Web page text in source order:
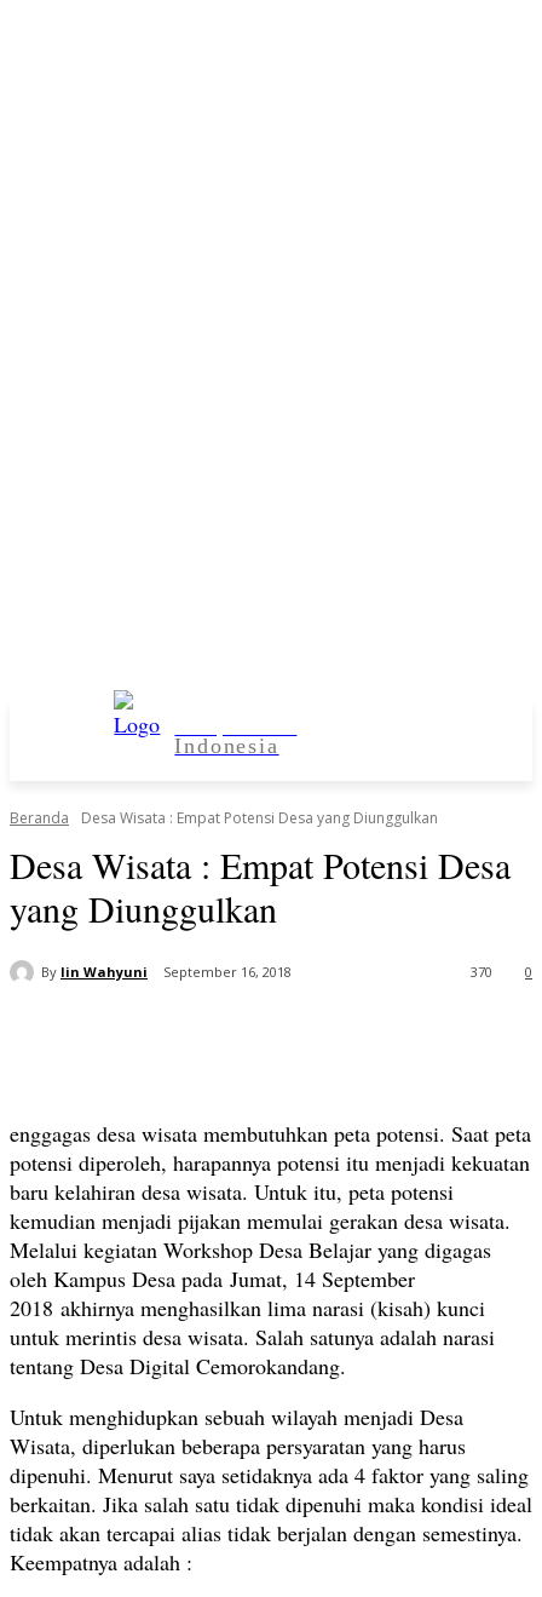
Indonesia
Beranda Desa Wisata : Empat Potensi Desa yang Diunggulkan
Desa Wisata : Empat Potensi Desa
yang Diunggulkan
By Iin Wahyuni September 16, 2018 0
370
enggagas desa wisata membutuhkan peta potensi. Saat peta
potensi diperoleh, harapannya potensi itu menjadi kekuatan
baru kelahiran desa wisata. Untuk itu, peta potensi
kemudian menjadi pijakan memulai gerakan desa wisata.
Melalui kegiatan Workshop Desa Belajar yang digagas
oleh Kampus Desa pada Jumat, 14 September
2018 akhirnya menghasilkan lima narasi (kisah) kunci
untuk merintis desa wisata. Salah satunya adalah narasi
tentang Desa Digital Cemorokandang.
Untuk menghidupkan sebuah wilayah menjadi Desa
Wisata, diperlukan beberapa persyaratan yang harus
dipenuhi. Menurut saya setidaknya ada 4 faktor yang saling
berkaitan. Jika salah satu tidak dipenuhi maka kondisi ideal
tidak akan tercapai alias tidak berjalan dengan semestinya.
Keempatnya adalah :